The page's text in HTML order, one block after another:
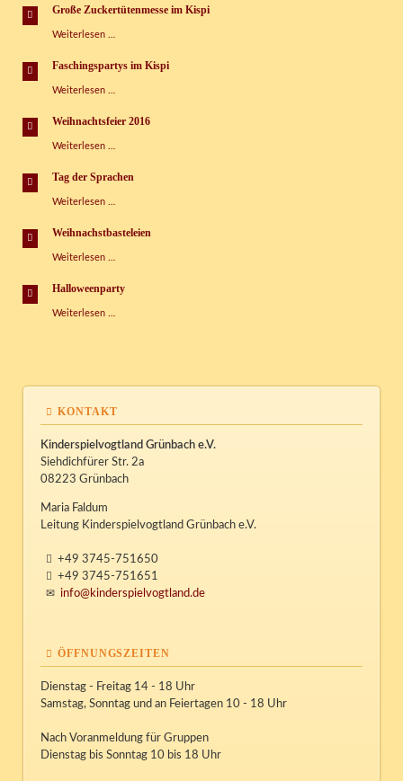
Tag
Kinderspielhaus
Große Zuckertütenmesse im Kispi
Weiterlesen …
im
Faschingspartys im Kispi
Weiterlesen …
Kispi
Weihnachtsfeier 2016
Weiterlesen …
Tag der Sprachen
Weiterlesen …
Sprachen
Weihnachstbasteleien
Weiterlesen …
Halloweenparty
Weiterlesen …
KONTAKT
Kinderspielvogtland Grünbach e.V.
Siehdichfürer Str. 2a
08223 Grünbach
Maria Faldum
Leitung Kinderspielvogtland Grünbach e.V.
+49 3745-751650
+49 3745-751651
info@kinderspielvogtland.de
ÖFFNUNGSZEITEN
Dienstag - Freitag 14 - 18 Uhr
Samstag, Sonntag und an Feiertagen 10 - 18 Uhr
Nach Voranmeldung für Gruppen
Dienstag bis Sonntag 10 bis 18 Uhr